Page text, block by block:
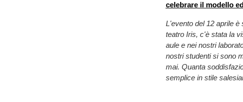
celebrare il modello
L'evento del 12 aprile
teatro Iris, c'è stata la
aule e nei nostri
nostri studenti si sono
mai. Quanta
semplice in stile